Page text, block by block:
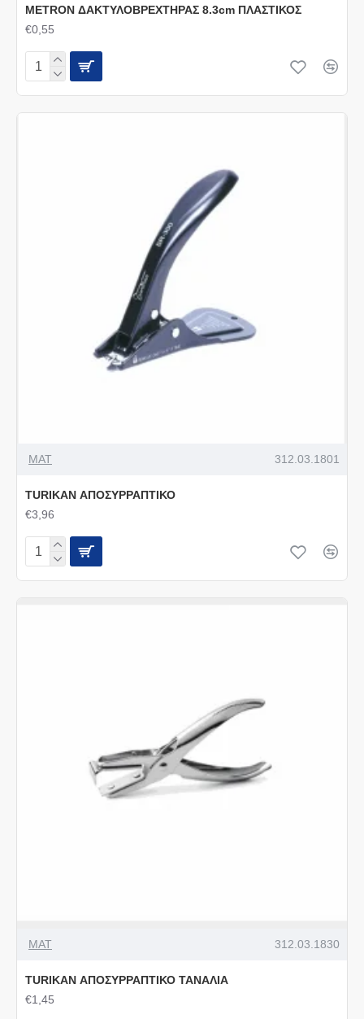
METRON ΔΑΚΤΥΛΟΒΡΕΧΤΗΡΑΣ 8.3cm ΠΛΑΣΤΙΚΟΣ
€0,55
MAT 312.03.1801
TURIKAN ΑΠΟΣΥΡΡΑΠΤΙΚΟ
€3,96
MAT 312.03.1830
TURIKAN ΑΠΟΣΥΡΡΑΠΤΙΚΟ ΤΑΝΑΛΙΑ
€1,45